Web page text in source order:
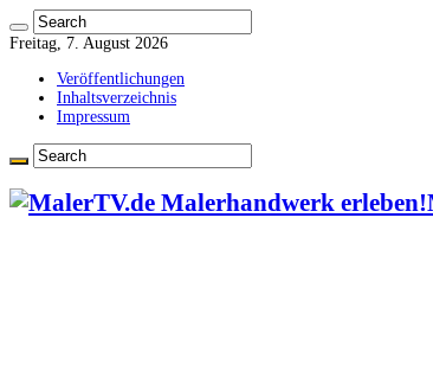
Freitag, 7. August 2026
Veröffentlichungen
Inhaltsverzeichnis
Impressum